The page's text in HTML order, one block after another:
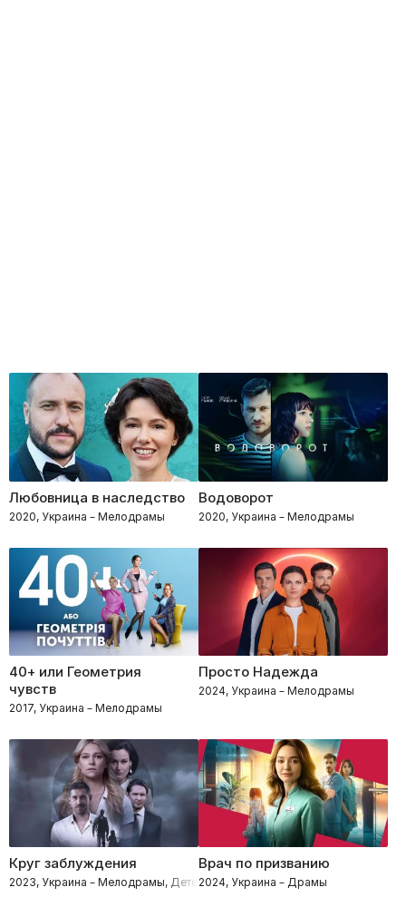
Любовница в наследство
2020, Украина – Мелодрамы
Водоворот
2020, Украина – Мелодрамы
40+ или Геометрия
чувств
2017, Украина – Мелодрамы
Просто Надежда
2024, Украина – Мелодрамы
Круг заблуждения
2023, Украина – Мелодрамы, Детективы
Врач по призванию
2024, Украина – Драмы